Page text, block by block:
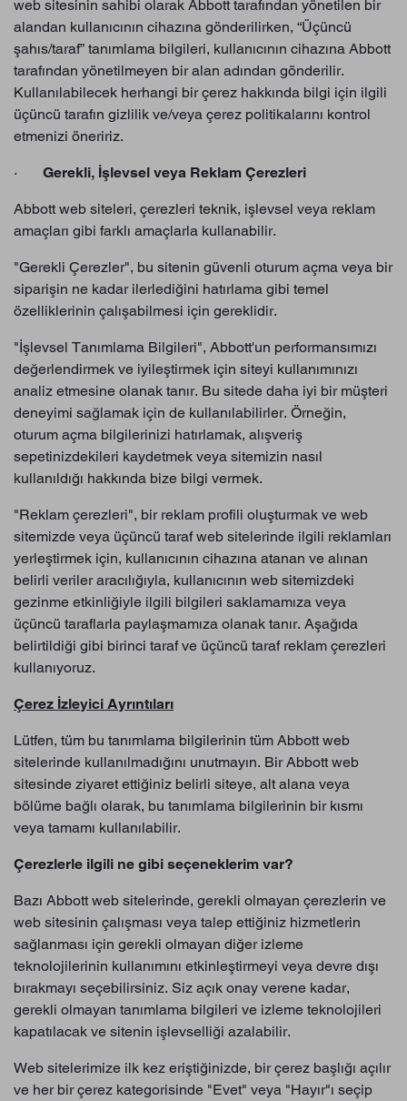
web sitesinin sahibi olarak Abbott tarafından yönetilen bir
alandan kullanıcının cihazına gönderilirken, “Üçüncü
şahıs/taraf” tanımlama bilgileri, kullanıcının cihazına Abbott
tarafından yönetilmeyen bir alan adından gönderilir.
Kullanılabilecek herhangi bir çerez hakkında bilgi için ilgili
üçüncü tarafın gizlilik ve/veya çerez politikalarını kontrol
etmenizi öneririz.
· Gerekli, İşlevsel veya Reklam Çerezleri
Abbott web siteleri, çerezleri teknik, işlevsel veya reklam
amaçları gibi farklı amaçlarla kullanabilir.
"Gerekli Çerezler", bu sitenin güvenli oturum açma veya bir
siparişin ne kadar ilerlediğini hatırlama gibi temel
özelliklerinin çalışabilmesi için gereklidir.
"İşlevsel Tanımlama Bilgileri", Abbott'un performansımızı
değerlendirmek ve iyileştirmek için siteyi kullanımınızı
analiz etmesine olanak tanır. Bu sitede daha iyi bir müşteri
deneyimi sağlamak için de kullanılabilirler. Örneğin,
oturum açma bilgilerinizi hatırlamak, alışveriş
sepetinizdekileri kaydetmek veya sitemizin nasıl
kullanıldığı hakkında bize bilgi vermek.
"Reklam çerezleri", bir reklam profili oluşturmak ve web
sitemizde veya üçüncü taraf web sitelerinde ilgili reklamları
yerleştirmek için, kullanıcının cihazına atanan ve alınan
belirli veriler aracılığıyla, kullanıcının web sitemizdeki
gezinme etkinliğiyle ilgili bilgileri saklamamıza veya
üçüncü taraflarla paylaşmamıza olanak tanır. Aşağıda
belirtildiği gibi birinci taraf ve üçüncü taraf reklam çerezleri
kullanıyoruz.
Çerez İzleyici Ayrıntıları
Lütfen, tüm bu tanımlama bilgilerinin tüm Abbott web
sitelerinde kullanılmadığını unutmayın. Bir Abbott web
sitesinde ziyaret ettiğiniz belirli siteye, alt alana veya
bölüme bağlı olarak, bu tanımlama bilgilerinin bir kısmı
veya tamamı kullanılabilir.
Çerezlerle ilgili ne gibi seçeneklerim var?
Bazı Abbott web sitelerinde, gerekli olmayan çerezlerin ve
web sitesinin çalışması veya talep ettiğiniz hizmetlerin
sağlanması için gerekli olmayan diğer izleme
teknolojilerinin kullanımını etkinleştirmeyi veya devre dışı
bırakmayı seçebilirsiniz. Siz açık onay verene kadar,
gerekli olmayan tanımlama bilgileri ve izleme teknolojileri
kapatılacak ve sitenin işlevselliği azalabilir.
Web sitelerimize ilk kez eriştiğinizde, bir çerez başlığı açılır
ve her bir çerez kategorisinde "Evet" veya "Hayır"ı seçip